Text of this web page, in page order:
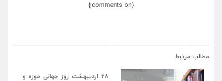
{jcomments on}
مطالب مرتبط
۲۸ اردیبهشت روز جهانی موزه و